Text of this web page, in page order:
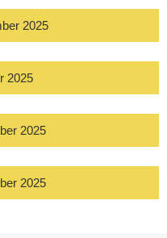
2025
2025
2025
2025